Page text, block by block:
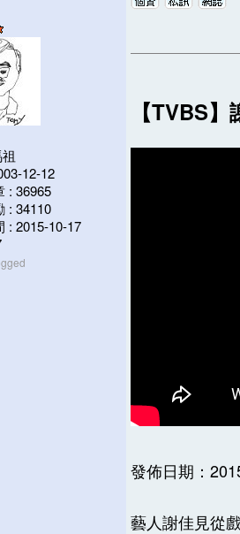
12-12
: 36965
: 34110
: 2015-10-17
【TVBS
發佈日期：
藝人謝佳見從